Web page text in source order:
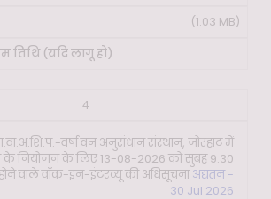
(1.03 MB)
4
वर्षा वन अनुसंधान संस्थान, जोरहाट में
के नियोजन के लिए 13-08-2026 को सुबह 9:30
वाले वॉक-इन-इंटरव्यू की अधिसूचनाअद्यतन -
30 Jul 2026